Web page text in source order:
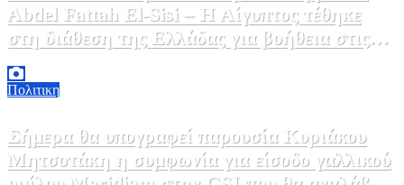
Abdel Fattah El-Sisi – Η Αίγυπτος τέθηκε
στη διάθεση της Ελλάδας για βοήθεια στις
φωτιές
Πολιτικη
Σήμερα θα υπογραφεί παρουσία Κυριάκου
Μητσοτάκη η συμφωνία για είσοδο γαλλικού